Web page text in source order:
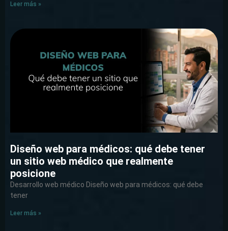
Leer más »
Diseño web para médicos: qué debe tener
un sitio web médico que realmente
posicione
Desarrollo web médico Diseño web para médicos: qué debe
tener
Leer más »